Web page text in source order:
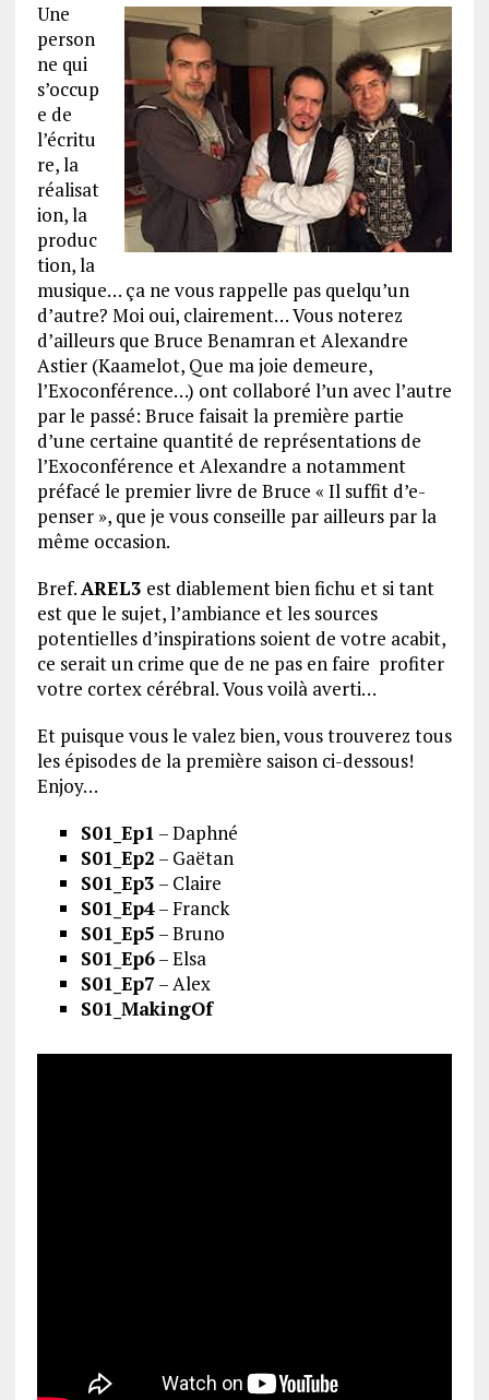
Une
person
ne qui
s’occup
e de
l’écritu
re, la
réalisat
ion, la
produc
tion, la
musique… ça ne vous rappelle pas quelqu’un
d’autre? Moi oui, clairement… Vous noterez
d’ailleurs que Bruce Benamran et Alexandre
Astier (Kaamelot, Que ma joie demeure,
l’Exoconférence…) ont collaboré l’un avec l’autre
par le passé: Bruce faisait la première partie
d’une certaine quantité de représentations de
l’Exoconférence et Alexandre a notamment
préfacé le premier livre de Bruce « Il suffit d’e-
penser », que je vous conseille par ailleurs par la
même occasion.
Bref.AREL3 est diablement bien fichu et si tant
est que le sujet, l’ambiance et les sources
potentielles d’inspirations soient de votre acabit,
ce serait un crime que de ne pas en faire profiter
votre cortex cérébral. Vous voilà averti…
Et puisque vous le valez bien, vous trouverez tous
les épisodes de la première saison ci-dessous!
Enjoy…
S01_Ep1 – Daphné
S01_Ep2 – Gaëtan
S01_Ep3 – Claire
S01_Ep4– Franck
S01_Ep5 – Bruno
S01_Ep6– Elsa
S01_Ep7 – Alex
S01_MakingOf